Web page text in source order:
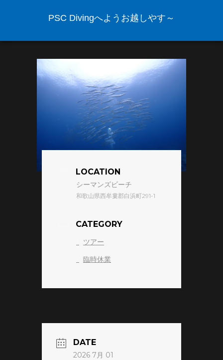
PSC Divingへようお越しやす～
LOCATION
シーマンズビーチ
和歌山県西牟婁郡白浜町291-1
CATEGORY
ツアー
臨時休業
DATE
2026 7月 01